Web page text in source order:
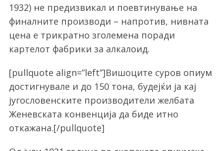
1932) не предизвикал и поевтинување на
финалните производи – напротив, нивната
цена е трикратно зголемена поради
картелот фабрики за алкалоид.
[pullquote align=”left”]Вишоците суров опиум
достигнувале и до 150 тона, будејќи ја кај
југословенските производители желбата
Женевската конвенција да биде итно
откажана.[/pullquote]